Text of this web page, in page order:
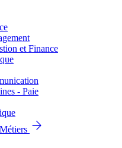
et Finance
- Paie